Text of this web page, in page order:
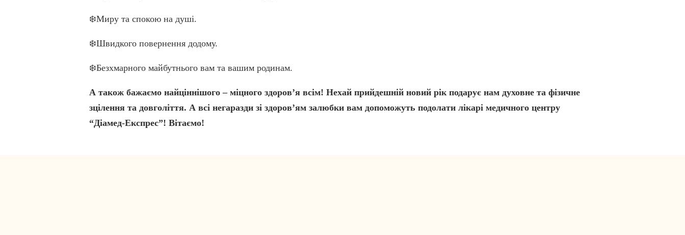
❄️Миру та спокою на душі.
❄️Швидкого повернення додому.
❄️Безхмарного майбутнього вам та вашим родинам.
А також бажаємо найціннішого – міцного здоров’я всім! Нехай прийдешній новий рік подарує нам духовне та фізичне
зцілення та довголіття. А всі негаразди зі здоров’ям залюбки вам допоможуть подолати лікарі медичного центру
“Діамед-Експрес”! Вітаємо!